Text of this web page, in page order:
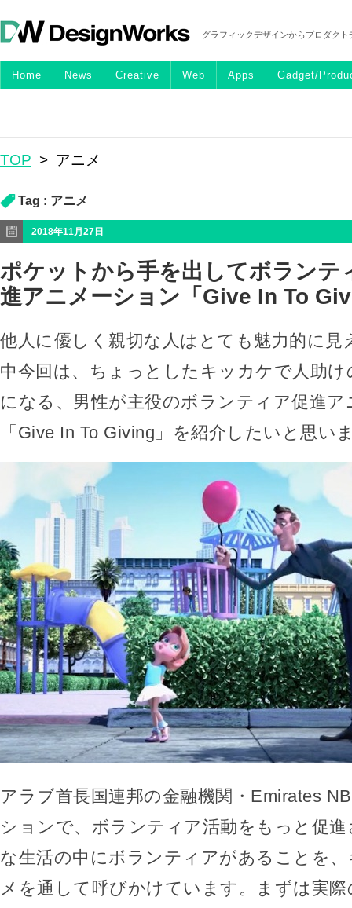
グラフィックデザインからプロダク
Home News Creative Web Apps Gadget/
TOP > アニメ
Tag : アニメ
2018年11月27日
ポケットから手を出してボランテ
進アニメーション「Give In To
他人に優しく親切な人はとても魅力的に見
中今回は、ちょっとしたキッカケで人助
になる、男性が主役のボランティア促進
「Give In To Giving」を紹介したいと思い
アラブ首長国連邦の金融機関・Emirates
ションで、ボランティア活動をもっと促
な生活の中にボランティアがあることを
メを通して呼びかけています。まずは実